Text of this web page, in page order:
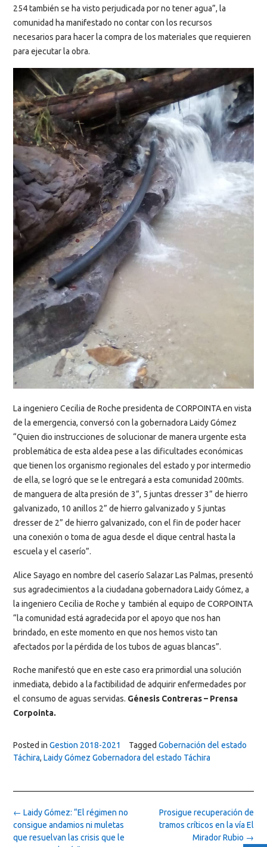
254 también se ha visto perjudicada por no tener agua”, la
comunidad ha manifestado no contar con los recursos
necesarios para hacer la compra de los materiales que requieren
para ejecutar la obra.
La ingeniero Cecilia de Roche presidenta de CORPOINTA en vista
de la emergencia, conversó con la gobernadora Laidy Gómez
“Quien dio instrucciones de solucionar de manera urgente esta
problemática de esta aldea pese a las dificultades económicas
que tienen los organismo regionales del estado y por intermedio
de ella, se logró que se le entregará a esta comunidad 200mts.
de manguera de alta presión de 3”, 5 juntas dresser 3” de hierro
galvanizado, 10 anillos 2” de hierro galvanizado y 5 juntas
dresser de 2” de hierro galvanizado, con el fin de poder hacer
una conexión o toma de agua desde el dique central hasta la
escuela y el caserío”.
Alice Sayago en nombre del caserío Salazar Las Palmas, presentó
sus agradecimientos a la ciudadana gobernadora Laidy Gómez, a
la ingeniero Cecilia de Roche y también al equipo de CORPOINTA
“la comunidad está agradecida por el apoyo que nos han
brindado, en este momento en que nos hemos visto tan
afectados por la pérdida de los tubos de aguas blancas”.
Roche manifestó que en este caso era primordial una solución
inmediata, debido a la factibilidad de adquirir enfermedades por
el consumo de aguas servidas. Génesis Contreras – Prensa
Corpointa.
Posted in Gestion 2018-2021 Tagged Gobernación del estado
Táchira, Laidy Gómez Gobernadora del estado Táchira
Post
navigation
Prosigue recuperación de
tramos críticos en la vía El
Mirador Rubio →
← Laidy Gómez: “El régimen no
consigue andamios ni muletas
que resuelvan las crisis que le